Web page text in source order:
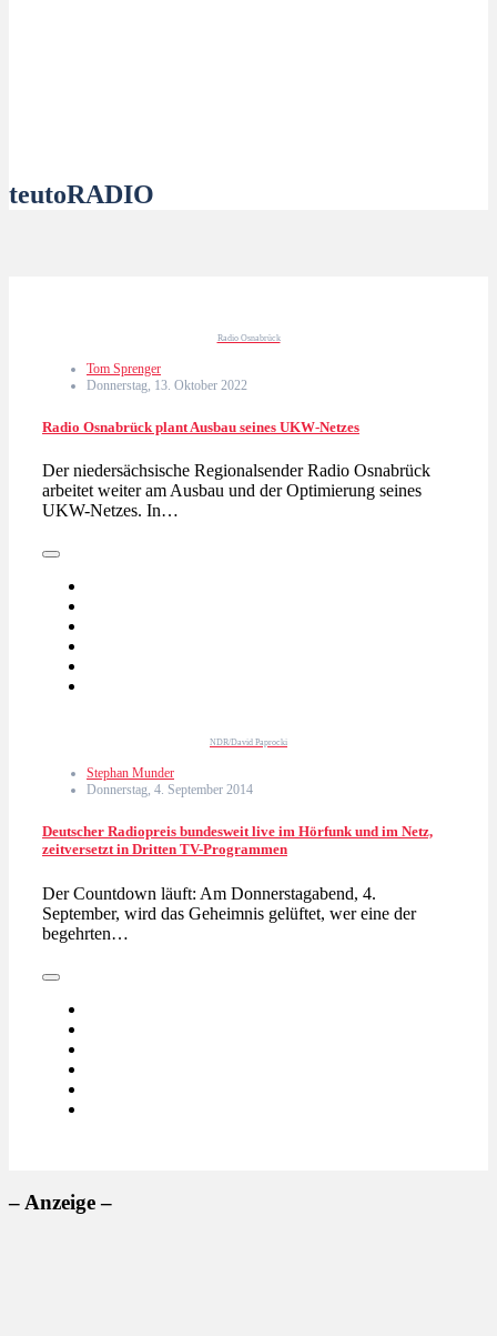
teutoRADIO
Radio Osnabrück
Tom Sprenger
Donnerstag, 13. Oktober 2022
Radio Osnabrück plant Ausbau seines UKW-Netzes
Der niedersächsische Regionalsender Radio Osnabrück
arbeitet weiter am Ausbau und der Optimierung seines
UKW-Netzes. In…
NDR/David Paprocki
Stephan Munder
Donnerstag, 4. September 2014
Deutscher Radiopreis bundesweit live im Hörfunk und im Netz,
zeitversetzt in Dritten TV-Programmen
Der Countdown läuft: Am Donnerstagabend, 4.
September, wird das Geheimnis gelüftet, wer eine der
begehrten…
– Anzeige –